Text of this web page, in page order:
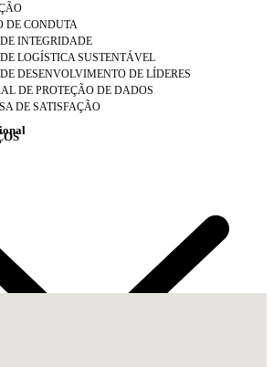
DE CONDUTA
INTEGRIDADE
LOGÍSTICA SUSTENTÁVEL
DESENVOLVIMENTO DE LÍDERES
DE PROTEÇÃO DE DADOS
DE SATISFAÇÃO